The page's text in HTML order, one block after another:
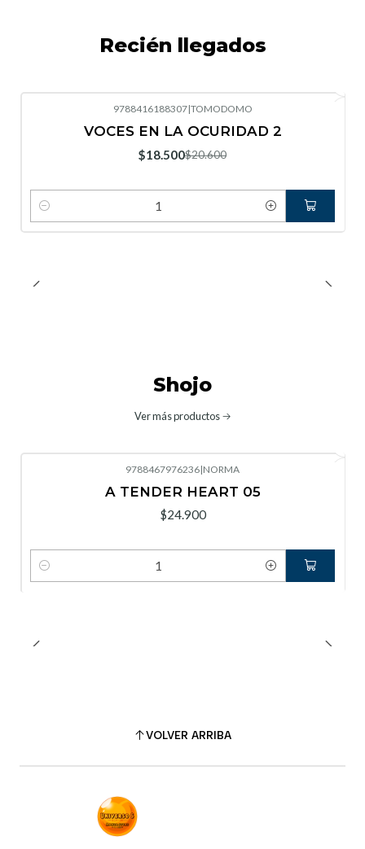
Recién llegados
9788416188307|TOMODOMO
VOCES EN LA OCURIDAD 2
$18.500$20.600
Cantidad
Shojo
Ver más productos
9788467976236|NORMA
A TENDER HEART 05
$24.900
Cantidad
VOLVER ARRIBA